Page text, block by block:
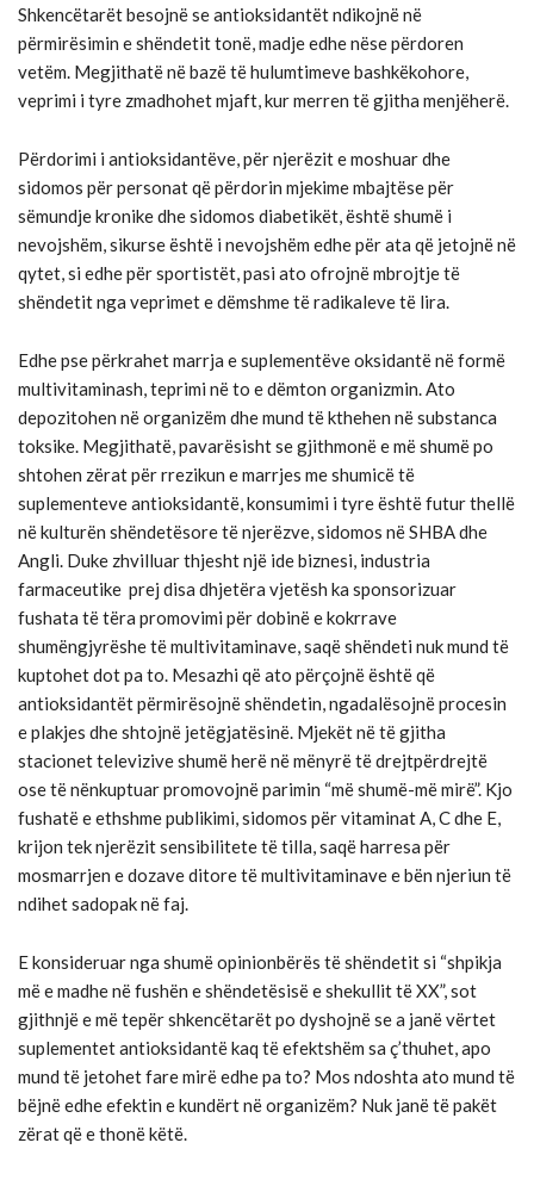
Shkencëtarët besojnë se antioksidantët ndikojnë në
përmirësimin e shëndetit tonë, madje edhe nëse përdoren
vetëm. Megjithatë në bazë të hulumtimeve bashkëkohore,
veprimi i tyre zmadhohet mjaft, kur merren të gjitha menjëherë.
Përdorimi i antioksidantëve, për njerëzit e moshuar dhe
sidomos për personat që përdorin mjekime mbajtëse për
sëmundje kronike dhe sidomos diabetikët, është shumë i
nevojshëm, sikurse është i nevojshëm edhe për ata që jetojnë në
qytet, si edhe për sportistët, pasi ato ofrojnë mbrojtje të
shëndetit nga veprimet e dëmshme të radikaleve të lira.
Edhe pse përkrahet marrja e suplementëve oksidantë në formë
multivitaminash, teprimi në to e dëmton organizmin. Ato
depozitohen në organizëm dhe mund të kthehen në substanca
toksike. Megjithatë, pavarësisht se gjithmonë e më shumë po
shtohen zërat për rrezikun e marrjes me shumicë të
suplementeve antioksidantë, konsumimi i tyre është futur thellë
në kulturën shëndetësore të njerëzve, sidomos në SHBA dhe
Angli. Duke zhvilluar thjesht një ide biznesi, industria
farmaceutike prej disa dhjetëra vjetësh ka sponsorizuar
fushata të tëra promovimi për dobinë e kokrrave
shumëngjyrëshe të multivitaminave, saqë shëndeti nuk mund të
kuptohet dot pa to. Mesazhi që ato përçojnë është që
antioksidantët përmirësojnë shëndetin, ngadalësojnë procesin
e plakjes dhe shtojnë jetëgjatësinë. Mjekët në të gjitha
stacionet televizive shumë herë në mënyrë të drejtpërdrejtë
ose të nënkuptuar promovojnë parimin “më shumë-më mirë”. Kjo
fushatë e ethshme publikimi, sidomos për vitaminat A, C dhe E,
krijon tek njerëzit sensibilitete të tilla, saqë harresa për
mosmarrjen e dozave ditore të multivitaminave e bën njeriun të
ndihet sadopak në faj.
E konsideruar nga shumë opinionbërës të shëndetit si “shpikja
më e madhe në fushën e shëndetësisë e shekullit të XX”, sot
gjithnjë e më tepër shkencëtarët po dyshojnë se a janë vërtet
suplementet antioksidantë kaq të efektshëm sa ç’thuhet, apo
mund të jetohet fare mirë edhe pa to? Mos ndoshta ato mund të
bëjnë edhe efektin e kundërt në organizëm? Nuk janë të pakët
zërat që e thonë këtë.